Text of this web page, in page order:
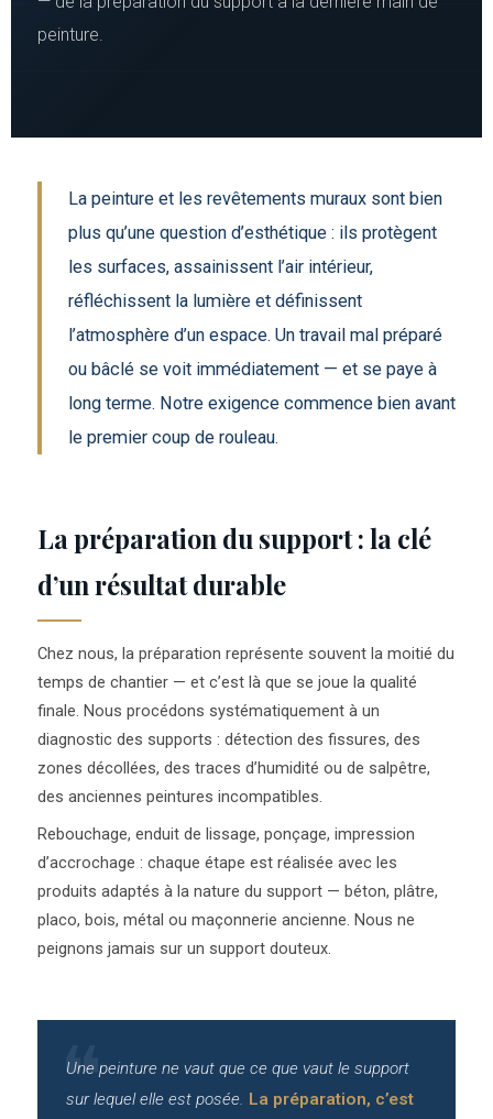
peinture.
La peinture et les revêtements muraux sont bien
plus qu’une question d’esthétique : ils protègent
les surfaces, assainissent l’air intérieur,
réfléchissent la lumière et définissent
l’atmosphère d’un espace. Un travail mal préparé
ou bâclé se voit immédiatement — et se paye à
long terme. Notre exigence commence bien avant
le premier coup de rouleau.
La préparation du support : la clé
d’un résultat durable
Chez nous, la préparation représente souvent la moitié du
temps de chantier — et c’est là que se joue la qualité
finale. Nous procédons systématiquement à un
diagnostic des supports : détection des fissures, des
zones décollées, des traces d’humidité ou de salpêtre,
des anciennes peintures incompatibles.
Rebouchage, enduit de lissage, ponçage, impression
d’accrochage : chaque étape est réalisée avec les
produits adaptés à la nature du support — béton, plâtre,
placo, bois, métal ou maçonnerie ancienne. Nous ne
peignons jamais sur un support douteux.
Une peinture ne vaut que ce que vaut le support
sur lequel elle est posée. La préparation, c’est